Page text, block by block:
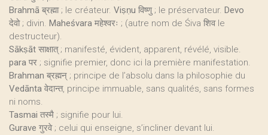
Brahmā ब्रह्मा ; le créateur. Viṣṇu विष्णु ; le préservateur. Devo
देवो ; divin. Maheśvara महेश्वरः ; (autre nom de Śiva शिव le
destructeur).
Sākṣāt साक्षात् ; manifesté, évident, apparent, révélé, visible.
para पर ; signifie premier, donc ici la première manifestation.
Brahman ब्रह्मन् ; principe de l’absolu dans la philosophie du
Vedānta वेदान्त, principe immuable, sans qualités, sans formes
ni noms.
Tasmai तस्मै ; signifie pour lui.
Gurave गुरवे ; celui qui enseigne, s’incliner devant lui.